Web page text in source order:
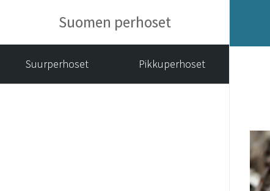
Suomen perhoset
Suurperhoset Pikkuperhoset